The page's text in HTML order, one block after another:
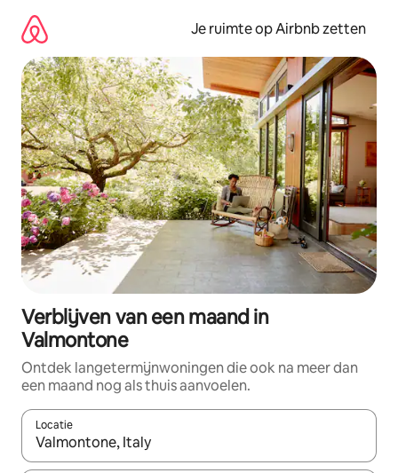
direct
naar
inhoud
Je ruimte op Airbnb zetten
Verblijven van een maand in
Valmontone
Ontdek langetermijnwoningen die ook na meer dan
een maand nog als thuis aanvoelen.
Locatie
Wanneer er suggesties beschikbaar zijn, maak je een keuze